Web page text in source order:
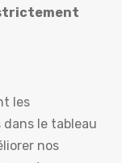
les
le tableau
nos